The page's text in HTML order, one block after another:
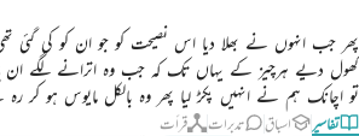
پھر جب انہوں نے بھلا دیا اس نصیحت کو جو ان کو کی
کھول دیے ہرچیز کے یہاں تک کہ جب وہ اترانے لگے ان
تو اچانک ہم نے انہیں پکڑ لیا پھر وہ بالکل مایوس ہو کر رہ
تفاسیر اسباق تدبرات قرأت